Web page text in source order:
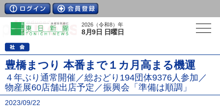
2026（令和8）年
8月9日 日曜日
豊橋まつり 本番まで１カ月高まる機運
４年ぶり通常開催／総おどり194団体9376人参加／
物産展60店舗出店予定／振興会「準備は順調」
2023/09/22